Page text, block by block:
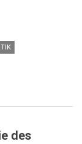
des